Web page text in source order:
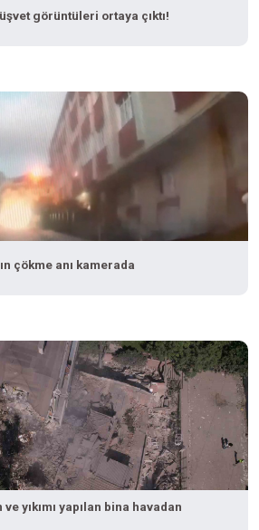
görüntüleri ortaya çıktı!
çökme anı kamerada
yıkımı yapılan bina havadan